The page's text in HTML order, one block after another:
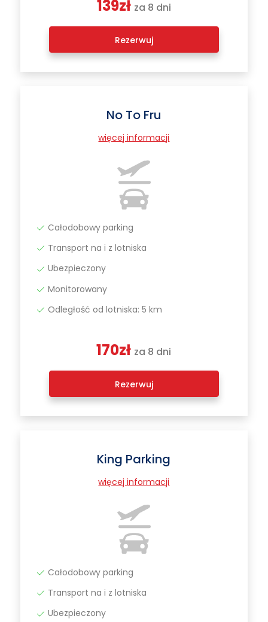
139zł za 8 dni
Rezerwuj
No To Fru
więcej informacji
Całodobowy parking
Transport na i z lotniska
Ubezpieczony
Monitorowany
Odległość od lotniska: 5 km
170zł za 8 dni
Rezerwuj
King Parking
więcej informacji
Całodobowy parking
Transport na i z lotniska
Ubezpieczony